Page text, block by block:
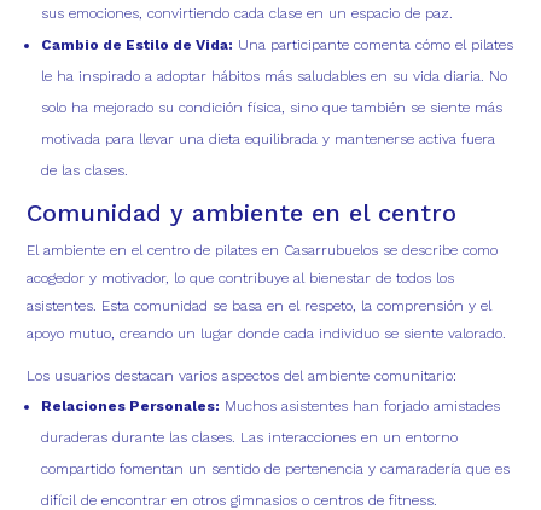
sus emociones, convirtiendo cada clase en un espacio de paz.
Cambio de Estilo de Vida: Una participante comenta cómo el pilates
le ha inspirado a adoptar hábitos más saludables en su vida diaria. No
solo ha mejorado su condición física, sino que también se siente más
motivada para llevar una dieta equilibrada y mantenerse activa fuera
de las clases.
Comunidad y ambiente en el centro
El ambiente en el centro de pilates en Casarrubuelos se describe como
acogedor y motivador, lo que contribuye al bienestar de todos los
asistentes. Esta comunidad se basa en el respeto, la comprensión y el
apoyo mutuo, creando un lugar donde cada individuo se siente valorado.
Los usuarios destacan varios aspectos del ambiente comunitario:
Relaciones Personales: Muchos asistentes han forjado amistades
duraderas durante las clases. Las interacciones en un entorno
compartido fomentan un sentido de pertenencia y camaradería que es
difícil de encontrar en otros gimnasios o centros de fitness.